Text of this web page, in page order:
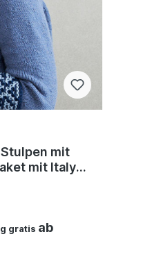
mit
gratis ab